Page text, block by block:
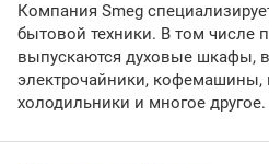
Компания Smeg
бытовой техники. В том числе
выпускаются духовые шкафы,
электрочайники,
холодильники и многое другое.